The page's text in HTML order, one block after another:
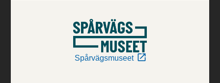
Spårvägsmuseet